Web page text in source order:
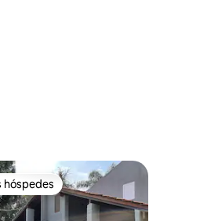
hóspedes
hóspedes